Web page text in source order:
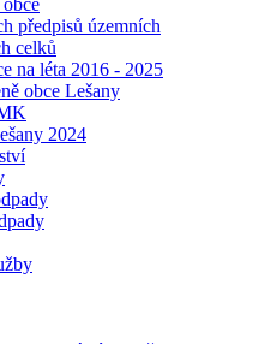
předpisů územních
celků
na léta 2016 - 2025
obce Lešany
2024